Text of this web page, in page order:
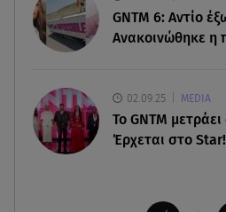
Πώς να αποσυνδεθείς
στις διακοπές
GNTM 6: Αντίο
Ανακοινώθηκε η
02.09.25 MEDIA
Το GNTM
Έρχεται στο Star!